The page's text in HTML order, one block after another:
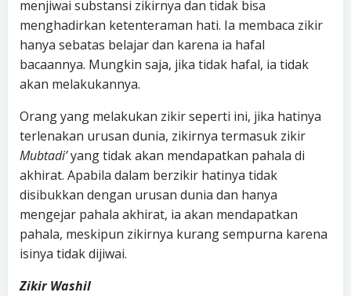
menjiwai substansi zikirnya dan tidak bisa
menghadirkan ketenteraman hati. Ia membaca zikir
hanya sebatas belajar dan karena ia hafal
bacaannya. Mungkin saja, jika tidak hafal, ia tidak
akan melakukannya.
Orang yang melakukan zikir seperti ini, jika hatinya
terlenakan urusan dunia, zikirnya termasuk zikir
Mubtadi’yang tidak akan mendapatkan pahala di
akhirat. Apabila dalam berzikir hatinya tidak
disibukkan dengan urusan dunia dan hanya
mengejar pahala akhirat, ia akan mendapatkan
pahala, meskipun zikirnya kurang sempurna karena
isinya tidak dijiwai.
Zikir Washil